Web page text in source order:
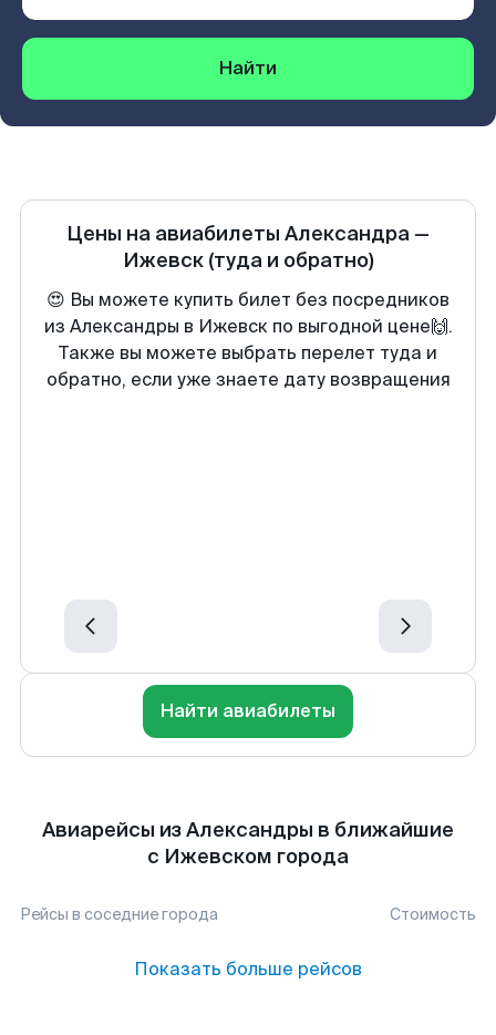
Найти
Цены на авиабилеты Александра —
Ижевск (туда и обратно)
😍 Вы можете купить билет без посредников
из Александры в Ижевск по выгодной цене🙌.
Также вы можете выбрать перелет туда и
обратно, если уже знаете дату возвращения
Найти авиабилеты
Авиарейсы из Александры в ближайшие
с Ижевском города
Рейсы в соседние города Стоимость
Показать больше рейсов